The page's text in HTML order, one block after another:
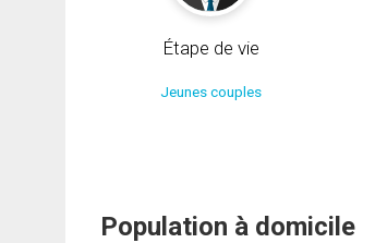
Étape de vie
Jeunes couples
Population à domicile